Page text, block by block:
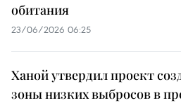
обитания
23/06/2026 06:25
Ханой утвердил проект
зоны низких выбросов в